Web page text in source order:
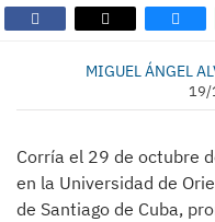
MIGUEL ÁNGEL
19/
Corría el 29 de octubre
en la Universidad de
de Santiago de Cuba,